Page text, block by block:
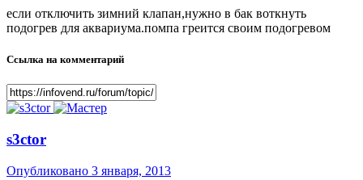
если отключить зимний клапан,нужно в бак воткнуть
подогрев для аквариума.помпа греится своим подогревом
Ссылка на комментарий
s3ctor
Опубликовано 3 января, 2013